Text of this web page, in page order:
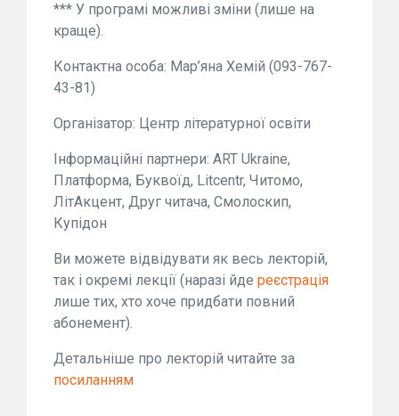
*** У програмі можливі зміни (лише на
краще).
Контактна особа: Мар’яна Хемій (093-767-
43-81)
Організатор: Центр літературної освіти
Інформаційні партнери: ART Ukraine,
Платформа, Буквоїд, Litcentr, Читомо,
ЛітАкцент, Друг читача, Смолоскип,
Купідон
Ви можете відвідувати як весь лекторій,
так і окремі лекції (наразі йде реєстрація
лише тих, хто хоче придбати повний
абонемент).
Детальніше про лекторій читайте за
посиланням